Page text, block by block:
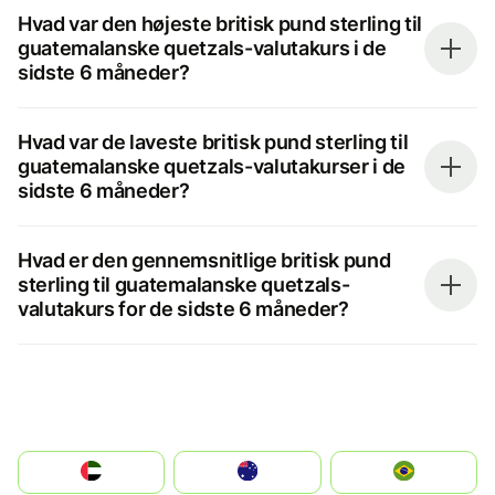
Hvad var den højeste britisk pund sterling til
guatemalanske quetzals-valutakurs i de
sidste 6 måneder?
Hvad var de laveste britisk pund sterling til
guatemalanske quetzals-valutakurser i de
sidste 6 måneder?
Hvad er den gennemsnitlige britisk pund
sterling til guatemalanske quetzals-
valutakurs for de sidste 6 måneder?
الإمارات العربية المتحدة